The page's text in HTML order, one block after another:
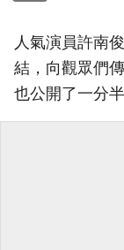
人氣演員許南
結，向觀眾們
也公開了一分